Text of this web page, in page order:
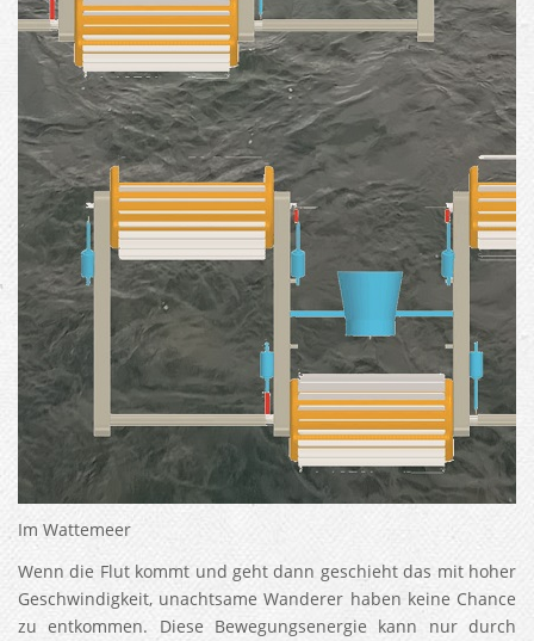
Im Wattemeer
Wenn die Flut kommt und geht dann geschieht das mit hoher
Geschwindigkeit, unachtsame Wanderer haben keine Chance
zu entkommen. Diese Bewegungsenergie kann nur durch